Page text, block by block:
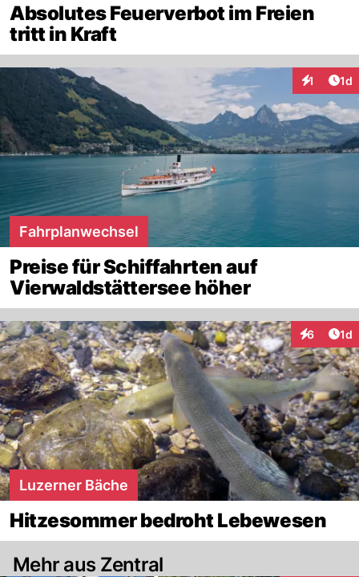
Absolutes Feuerverbot im Freien
tritt in Kraft
1 1d
Fahrplanwechsel
Preise für Schiffahrten auf
Vierwaldstättersee höher
6 1d
Luzerner Bäche
Hitzesommer bedroht Lebewesen
Mehr aus Zentral